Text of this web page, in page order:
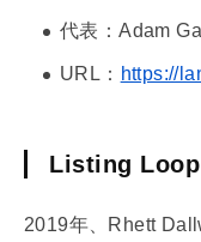
代表：Adam
URL： https://
Listing Loop
2019年、Rhett